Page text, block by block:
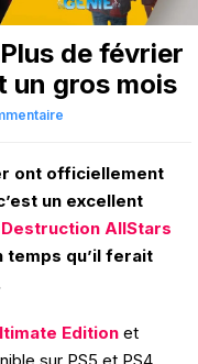
de février
un gros mois
ont officiellement
un excellent
Destruction AllStars
temps qu’il ferait
Edition et